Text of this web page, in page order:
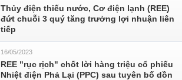
Thủy điện thiếu nước, Cơ điện lạnh (REE)
đứt chuỗi 3 quý tăng trưởng lợi nhuận liên
tiếp
16/05/2023
REE "rục rịch" chốt lời hàng triệu cổ phiếu
Nhiệt điện Phả Lại (PPC) sau tuyên bố dồn